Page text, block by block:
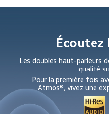
Écoutez
Les doubles haut-parleurs
qualité
Pour la première fois
Atmos®, vivez une